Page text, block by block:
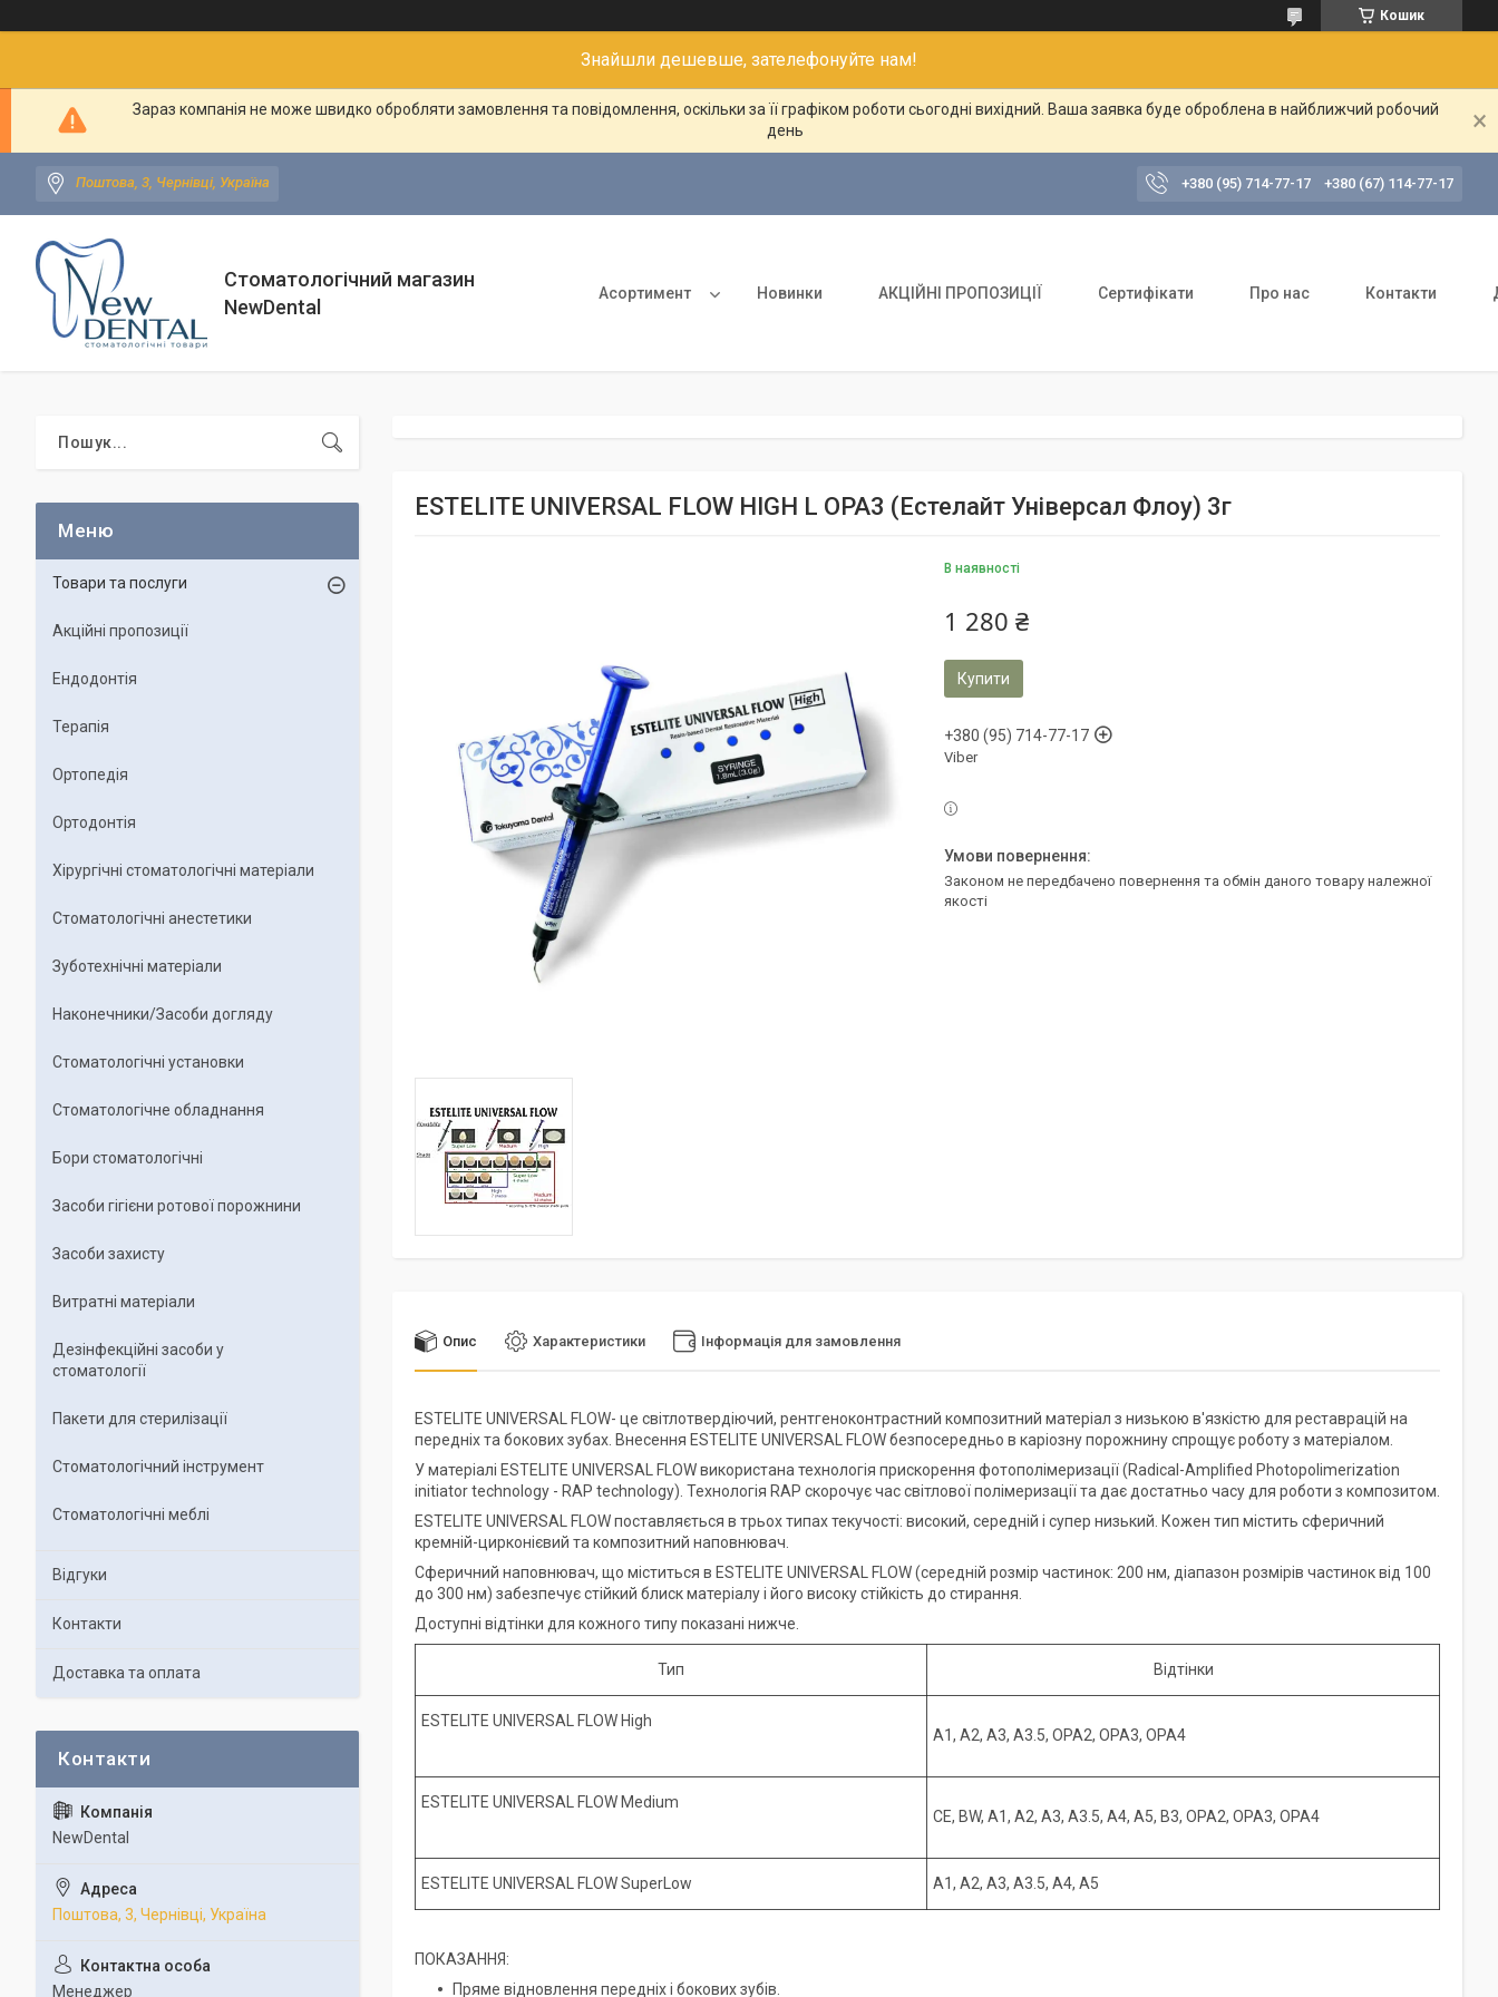
Кошик
Знайшли дешевше, зателефонуйте нам!
Зараз компанія не може швидко обробляти замовлення та повідомлення, оскільки за її графіком роботи сьогодні вихідний. Ваша заявка буде оброблена в найближчий робочий
день
Поштова, 3, Чернівці, Україна +380 (95) 714-77-17 +380 (67) 114-77-17
Стоматологічний магазин
NewDental
Асортимент Новинки АКЦІЙНІ ПРОПОЗИЦІЇ Сертифікати Про нас Контакти
ESTELITE UNIVERSAL FLOW HIGH L ОРА3 (Естелайт Універсал Флоу) 3г
В наявності
1 280 ₴
Купити
+380 (95) 714-77-17
Viber
Законом не передбачено повернення та обмін даного товару належної
якості
Опис Характеристики Інформація для замовлення
ESTELITE UNIVERSAL FLOW- це світлотвердіючий, рентгеноконтрастний композитний матеріал з низькою в'язкістю для реставрацій на
передніх та бокових зубах. Внесення ESTELITE UNIVERSAL FLOW безпосередньо в каріозну порожнину спрощує роботу з матеріалом.
У матеріалі ESTELITE UNIVERSAL FLOW використана технологія прискорення фотополімеризації (Radical-Amplified Photopolimerization
initiator technology - RAP technology). Технологія RAP скорочує час світлової полімеризації та дає достатньо часу для роботи з композитом.
ESTELITE UNIVERSAL FLOW поставляється в трьох типах текучості: високий, середній і супер низький. Кожен тип містить сферичний
кремній-цирконієвий та композитний наповнювач.
Сферичний наповнювач, що міститься в ESTELITE UNIVERSAL FLOW (середній розмір частинок: 200 нм, діапазон розмірів частинок від 100
до 300 нм) забезпечує стійкий блиск матеріалу і його високу стійкість до стирання.
Доступні відтінки для кожного типу показані нижче.
Тип Відтінки
ESTELITE UNIVERSAL FLOW High
A1, А2, A3, A3.5, OPA2, OPA3, OPA4
ESTELITE UNIVERSAL FLOW Medium
CE, BW, A1, A2, A3, A3.5, A4, A5, B3, OPA2, OPA3, OPA4
ESTELITE UNIVERSAL FLOW SuperLow A1, A2, A3, A3.5, A4, A5
ПОКАЗАННЯ:
Пряме відновлення передніх і бокових зубів.
Товари та послуги
Акційні пропозиції
Ендодонтія
Терапія
Ортопедія
Ортодонтія
Хірургічні стоматологічні матеріали
Стоматологічні анестетики
Зуботехнічні матеріали
Наконечники/Засоби догляду
Стоматологічні установки
Стоматологічне обладнання
Бори стоматологічні
Засоби гігієни ротової порожнини
Засоби захисту
Витратні матеріали
Дезінфекційні засоби у
стоматології
Пакети для стерилізації
Стоматологічний інструмент
Стоматологічні меблі
Відгуки
Контакти
Доставка та оплата
NewDental
Поштова, 3, Чернівці, Україна
Менеджер